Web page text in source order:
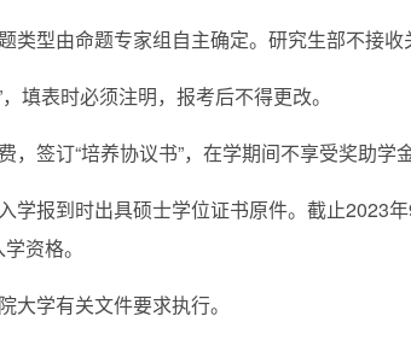
类型由命题专家组自主确定。研究生部不接收
填表时必须注明，报考后不得更改。
签订“培养协议书”，在学期间不享受奖助学
学报到时出具硕士学位证书原件。截止2023
资格。
大学有关文件要求执行。